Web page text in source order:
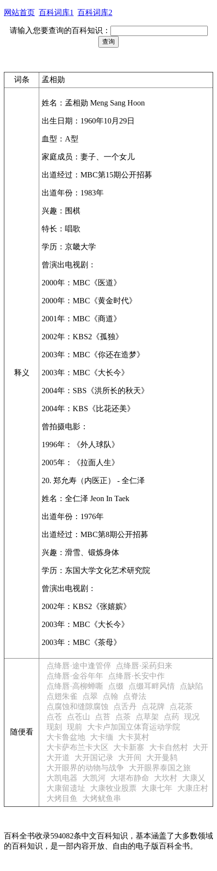
网站首页 百科词库1 百科词库2
请输入您要查询的百科知识：
词条 孟相勋
释义
姓名：孟相勋 Meng Sang Hoon
出生日期：1960年10月29日
血型：A型
家庭成员：妻子、一个女儿
出道经过：MBC第15期公开招募
出道年份：1983年
兴趣：围棋
特长：唱歌
学历：京畿大学
曾演出电视剧：
2000年：MBC《医道》
2000年：MBC《黄金时代》
2001年：MBC《商道》
2002年：KBS2《孤独》
2003年：MBC《你还在造梦》
2003年：MBC《大长今》
2004年：SBS《洪所长的秋天》
2004年：KBS《比花还美》
曾拍摄电影：
1996年：《外人球队》
2005年：《拉面人生》
20. 郑允寿（内医正） - 全仁泽
姓名：全仁泽 Jeon In Taek
出道年份：1976年
出道经过：MBC第8期公开招募
兴趣：滑雪、锻炼身体
学历：东国大学文化艺术研究院
曾演出电视剧：
2002年：KBS2《张嬉嫔》
2003年：MBC《大长今》
2003年：MBC《茶母》
随便看
点绛唇·途中逢管倅
点绛唇·采药归来
点绛唇·金谷年年
点绛唇·长安中作
点绛唇·高柳蝉嘶
点缀 点缀耳畔风情
点缺陷
点翅朱雀
点翠 点翰
点脊法
点腐蚀和缝隙腐蚀
点舌丹 点花牌
点花茶
点苍
点苍山 点苔 点茶 点草架 点药 现况
现刻
现前
大卡卢加国立体育运动学院
大卡鲁盆地
大卡缅
大卡莫村
大卡萨布兰卡大区
大卡新寨 大卡自然村
大开
大开道
大开国记录 大开间
大开曼鸫
大开眼界的动物与战争
大开眼界泰国之旅
大凯电器
大凯河 大堪布静命 大坎村
大康乂
大康留遗址
大康牧业股票 大康七年
大康庄村
大烤目鱼
大烤鱿鱼串
百科全书收录594082条中文百科知识，基本涵盖了大多数领域
的百科知识，是一部内容开放、自由的电子版百科全书。